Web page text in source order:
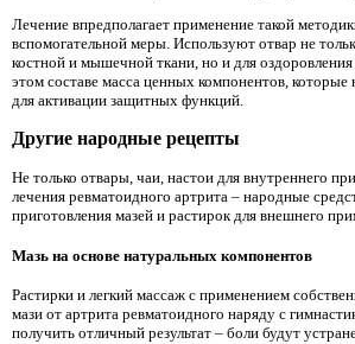
Лечение впредполагает применение такой
вспомогательной меры. Используют отвар не
костной и мышечной ткани, но и для оздоровления
этом составе масса ценных компонентов,
для активации защитных функций.
Другие народные рецепты
Не только отвары, чаи, настои для внутреннего
лечения ревматоидного артрита – народные
приготовления мазей и растирок для внешнего
Мазь на основе натуральных компонентов
Растирки и легкий массаж с применением
мази от артрита ревматоидного наряду с
получить отличный результат – боли будут